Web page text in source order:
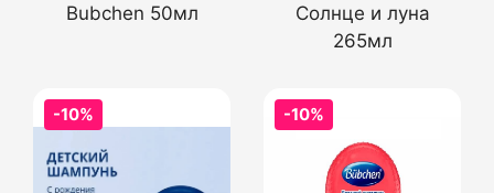
Bubchen 50мл
Солнце и луна
265мл
-10% -10%